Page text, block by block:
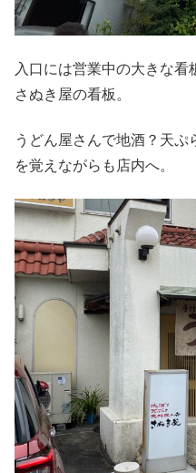
入口には営業中の大きな
さぬき屋の看板。
うどん屋さんで地酒？天
を覚えながらも店内へ。